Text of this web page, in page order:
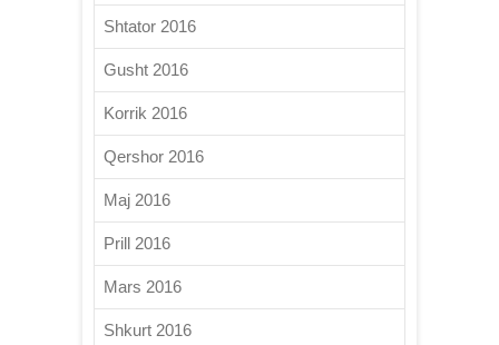
Shtator 2016
Gusht 2016
Korrik 2016
Qershor 2016
Maj 2016
Prill 2016
Mars 2016
Shkurt 2016